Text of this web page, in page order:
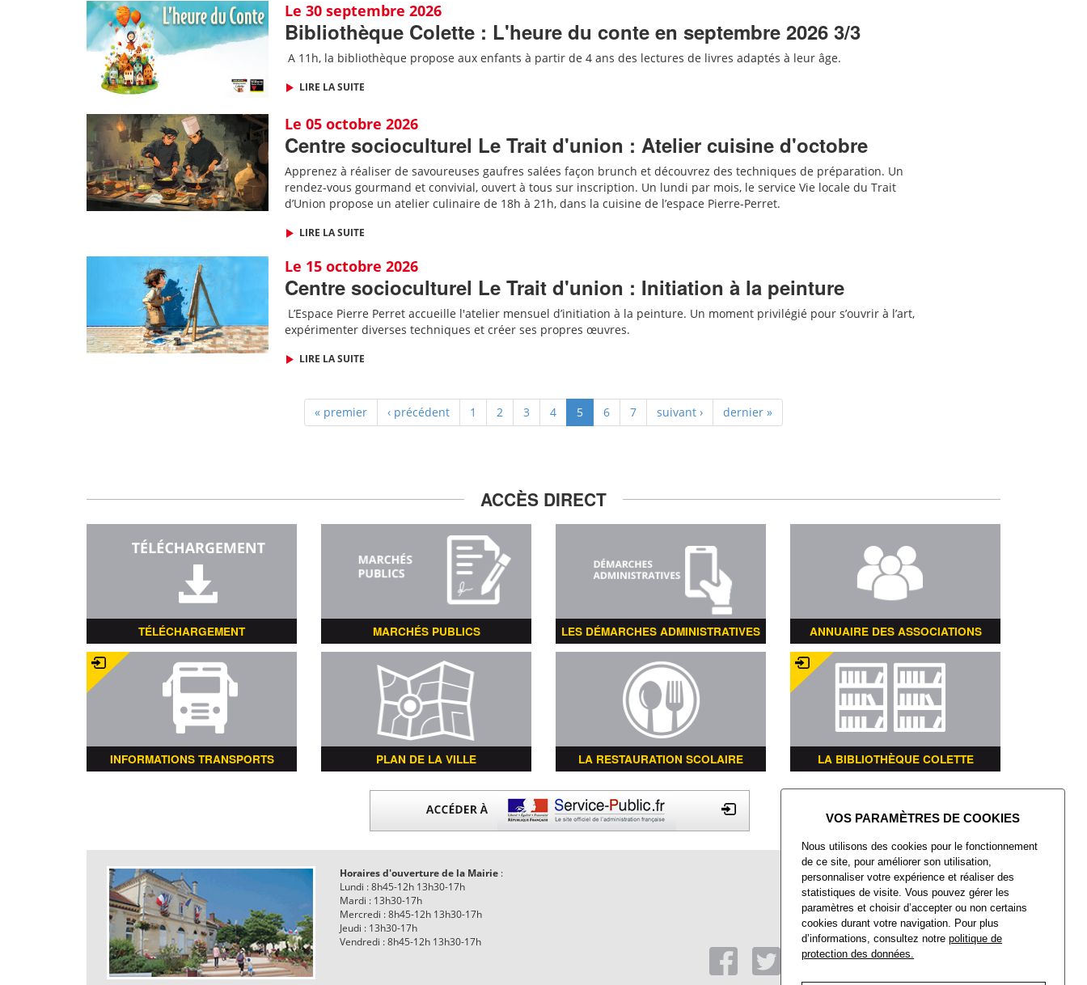
Le 30 septembre 2026
Bibliothèque Colette : L'heure du conte en septembre 2026 3/3
A 11h, la bibliothèque propose aux enfants à partir de 4 ans des lectures de livres adaptés à leur âge.
LIRE LA SUITE
Le 05 octobre 2026
Centre socioculturel Le Trait d'union : Atelier cuisine d'octobre
Apprenez à réaliser de savoureuses gaufres salées façon brunch et découvrez des techniques de préparation. Un
rendez-vous gourmand et convivial, ouvert à tous sur inscription. Un lundi par mois, le service Vie locale du Trait
d’Union propose un atelier culinaire de 18h à 21h, dans la cuisine de l’espace Pierre-Perret.
LIRE LA SUITE
Le 15 octobre 2026
Centre socioculturel Le Trait d'union : Initiation à la peinture
L’Espace Pierre Perret accueille l'atelier mensuel d’initiation à la peinture. Un moment privilégié pour s’ouvrir à l’art,
expérimenter diverses techniques et créer ses propres œuvres.
LIRE LA SUITE
« premier ‹ précédent 1 2 3 4 5 6 7 suivant › dernier »
ACCÈS DIRECT
TÉLÉCHARGEMENT MARCHÉS PUBLICS LES DÉMARCHES ADMINISTRATIVES ANNUAIRE DES ASSOCIATIONS
INFORMATIONS TRANSPORTS PLAN DE LA VILLE LA RESTAURATION SCOLAIRE LA BIBLIOTHÈQUE COLETTE
Horaires d'ouverture de la Mairie:
Lundi : 8h45-12h 13h30-17h
Mardi : 13h30-17h
Mercredi : 8h45-12h 13h30-17h
Jeudi : 13h30-17h
Vendredi : 8h45-12h 13h30-17h
Mairie de Villers-Saint-Paul
Place François Mitterrand
Villers-Saint-Paul
60872 Rieux CEDEX
Tél : 03 44 74 48 40
Fax : 03 44 74 48 41
Nous utilisons des cookies pour le fonctionnement
de ce site, pour améliorer son utilisation,
personnaliser votre expérience et réaliser des
statistiques de visite. Vous pouvez gérer les
paramètres et choisir d’accepter ou non certains
cookies durant votre navigation. Pour plus
d’informations, consultez notrepolitique de
protection des données.